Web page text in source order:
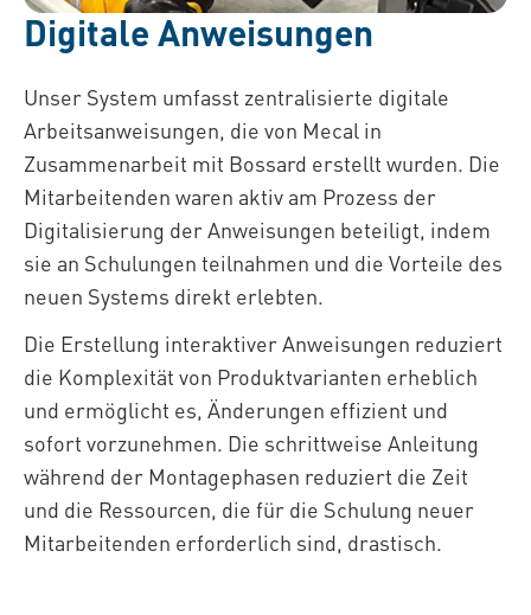
Digitale Anweisungen
Unser System umfasst zentralisierte digitale
Arbeitsanweisungen, die von Mecal in
Zusammenarbeit mit Bossard erstellt wurden. Die
Mitarbeitenden waren aktiv am Prozess der
Digitalisierung der Anweisungen beteiligt, indem
sie an Schulungen teilnahmen und die Vorteile des
neuen Systems direkt erlebten.
Die Erstellung interaktiver Anweisungen reduziert
die Komplexität von Produktvarianten erheblich
und ermöglicht es, Änderungen effizient und
sofort vorzunehmen. Die schrittweise Anleitung
während der Montagephasen reduziert die Zeit
und die Ressourcen, die für die Schulung neuer
Mitarbeitenden erforderlich sind, drastisch.